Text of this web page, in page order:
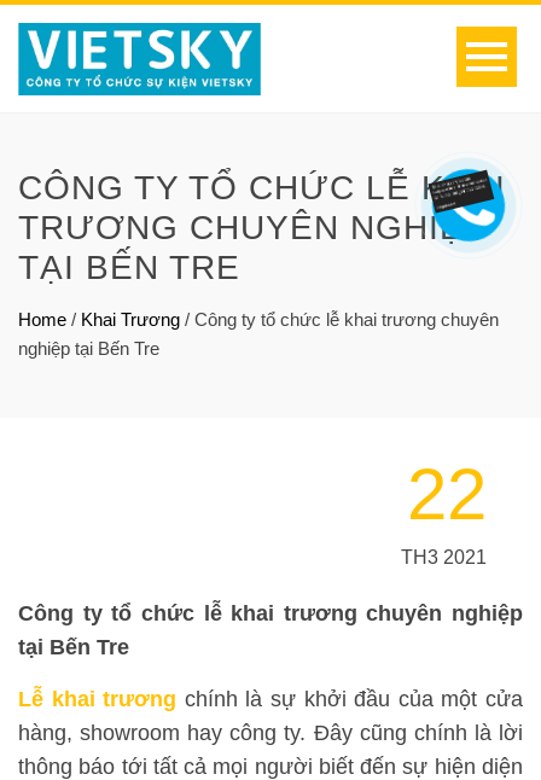
CÔNG TY TỔ CHỨC LỄ KHAI
TRƯƠNG CHUYÊN NGHIỆP
TẠI BẾN TRE
Home / Khai Trương / Công ty tổ chức lễ khai trương chuyên
nghiệp tại Bến Tre
22
TH3 2021
Công ty tổ chức lễ khai trương chuyên nghiệp
tại Bến Tre
Lễ khai trương chính là sự khởi đầu của một cửa
hàng, showroom hay công ty. Đây cũng chính là lời
thông báo tới tất cả mọi người biết đến sự hiện diện